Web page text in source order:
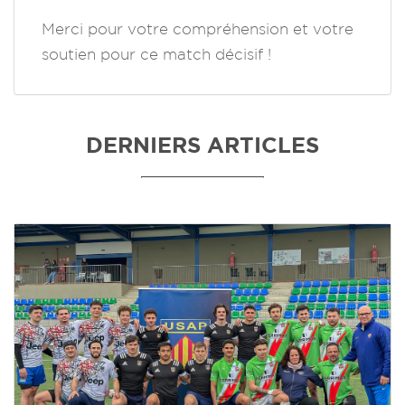
Merci pour votre compréhension et votre
soutien pour ce match décisif !
DERNIERS ARTICLES